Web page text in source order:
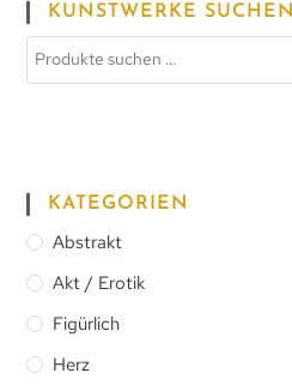
KUNSTWERKE SUCHEN
KATEGORIEN
Abstrakt
Akt / Erotik
Figürlich
Herz